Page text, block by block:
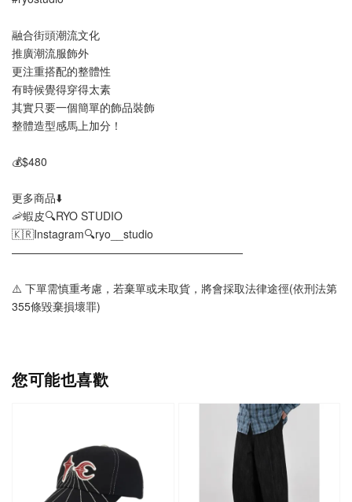
融合街頭潮流文化
推廣潮流服飾外
更注重搭配的整體性
有時候覺得穿得太素
其實只要一個簡單的飾品裝飾
整體造型感馬上加分！
💰$480
更多商品⬇️
🦐蝦皮🔍RYO STUDIO
🇰🇷Instagram🔍ryo__studio
—————————————————————
⚠️ 下單需慎重考慮，若棄單或未取貨，將會採取法律途徑(依刑法第
355條毀棄損壞罪)
您可能也喜歡